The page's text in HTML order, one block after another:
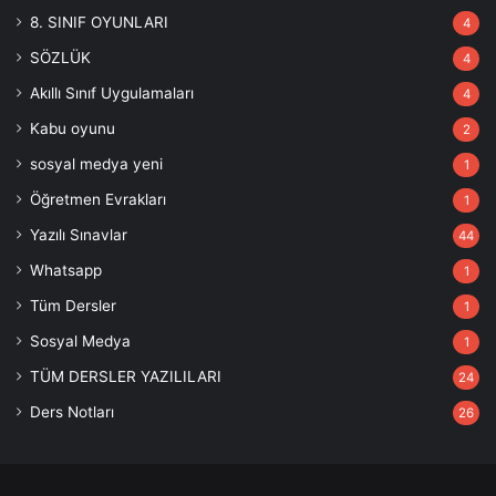
8. SINIF OYUNLARI 4
SÖZLÜK 4
Akıllı Sınıf Uygulamaları 4
Kabu oyunu 2
sosyal medya yeni 1
Öğretmen Evrakları 1
Yazılı Sınavlar 44
Whatsapp 1
Tüm Dersler 1
Sosyal Medya 1
TÜM DERSLER YAZILILARI 24
Ders Notları 26